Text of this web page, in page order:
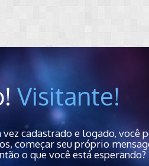
Visitante!
cadastrado e logado,
começar seu próprio
o que você está esperando?